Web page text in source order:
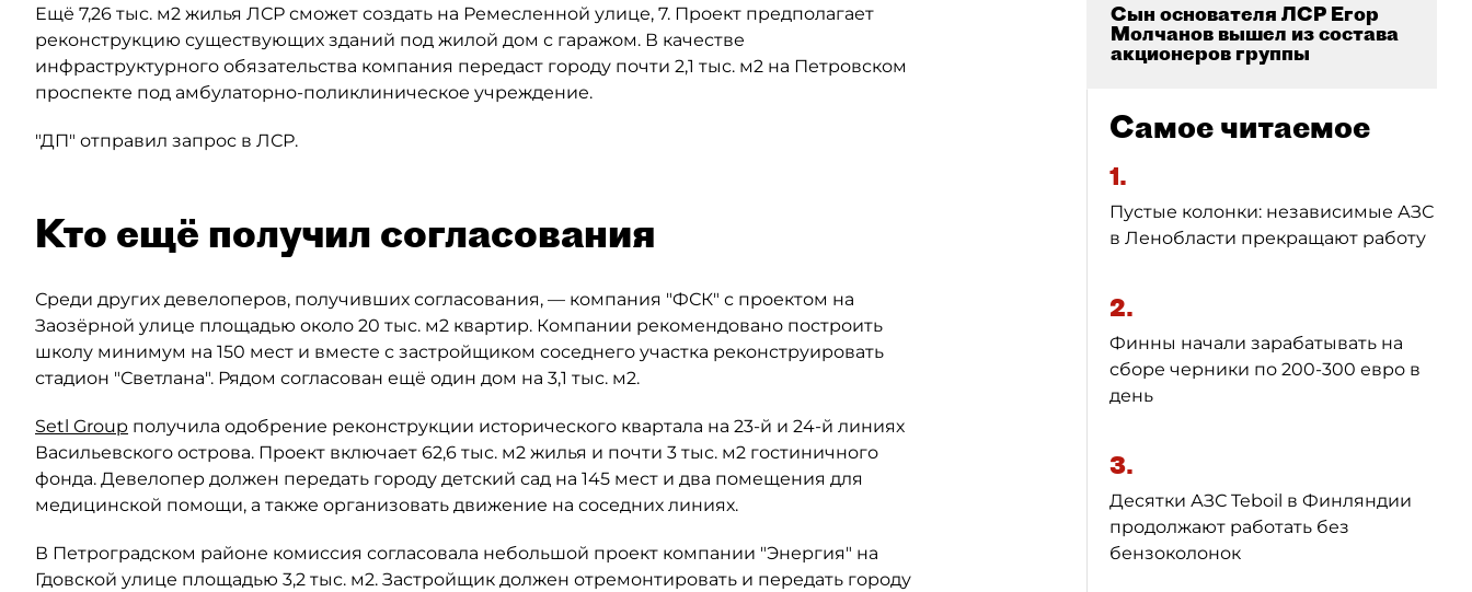
Ещё 7,26 тыс. м2 жилья ЛСР сможет создать на Ремесленной улице, 7. Проект предполагает
реконструкцию существующих зданий под жилой дом с гаражом. В качестве
инфраструктурного обязательства компания передаст городу почти 2,1 тыс. м2 на Петровском
проспекте под амбулаторно-поликлиническое учреждение.
"ДП" отправил запрос в ЛСР.
Кто ещё получил согласования
Среди других девелоперов, получивших согласования, — компания "ФСК" с проектом на
Заозёрной улице площадью около 20 тыс. м2 квартир. Компании рекомендовано построить
школу минимум на 150 мест и вместе с застройщиком соседнего участка реконструировать
стадион "Светлана". Рядом согласован ещё один дом на 3,1 тыс. м2.
Setl Group получила одобрение реконструкции исторического квартала на 23-й и 24-й линиях
Васильевского острова. Проект включает 62,6 тыс. м2 жилья и почти 3 тыс. м2 гостиничного
фонда. Девелопер должен передать городу детский сад на 145 мест и два помещения для
медицинской помощи, а также организовать движение на соседних линиях.
В Петроградском районе комиссия согласовала небольшой проект компании "Энергия" на
Гдовской улице площадью 3,2 тыс. м2. Застройщик должен отремонтировать и передать городу
Сын основателя ЛСР Егор
Молчанов вышел из состава
акционеров группы
Самое читаемое
1.
Пустые колонки: независимые АЗС
в Ленобласти прекращают работу
2.
Финны начали зарабатывать на
сборе черники по 200-300 евро в
день
3.
Десятки АЗС Teboil в Финляндии
продолжают работать без
бензоколонок